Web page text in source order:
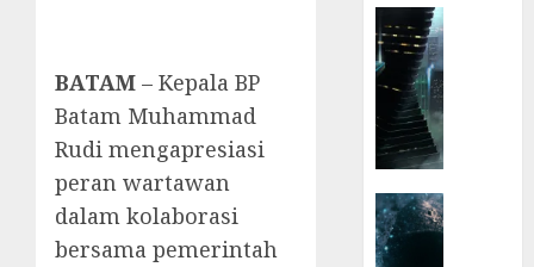
BATAM – Kepala BP
Batam Muhammad
Rudi mengapresiasi
peran wartawan
dalam kolaborasi
bersama pemerintah